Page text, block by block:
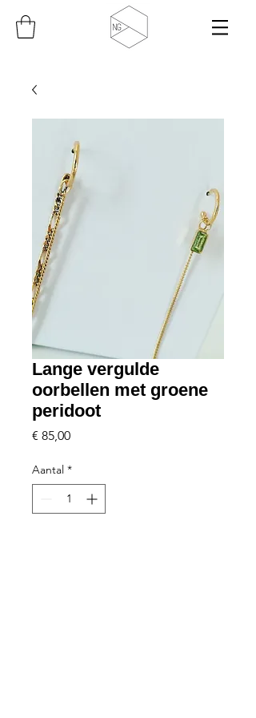
Lange vergulde
oorbellen met groene
peridoot
€ 85,00Prijs
Aantal *